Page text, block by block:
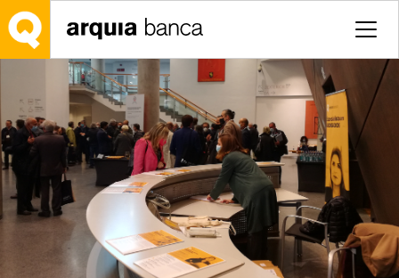
Saltar al contenido principal